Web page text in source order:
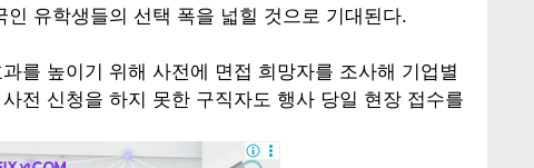
유학생들의 선택 폭을 넓힐 것으로 기대된다.
를 높이기 위해 사전에 면접 희망자를 조사해 기업별
전 신청을 하지 못한 구직자도 행사 당일 현장 접수를